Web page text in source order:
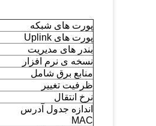
پورت های شبکه
پورت های Uplink
بندر های مدیریت
نسخه ی نرم افزار
منابع برق شامل
ظرفیت تغییر
نرخ انتقال
اندازه جدول آدرس
MAC